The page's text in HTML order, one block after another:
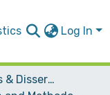
Log In
Student Theses & Dissertations